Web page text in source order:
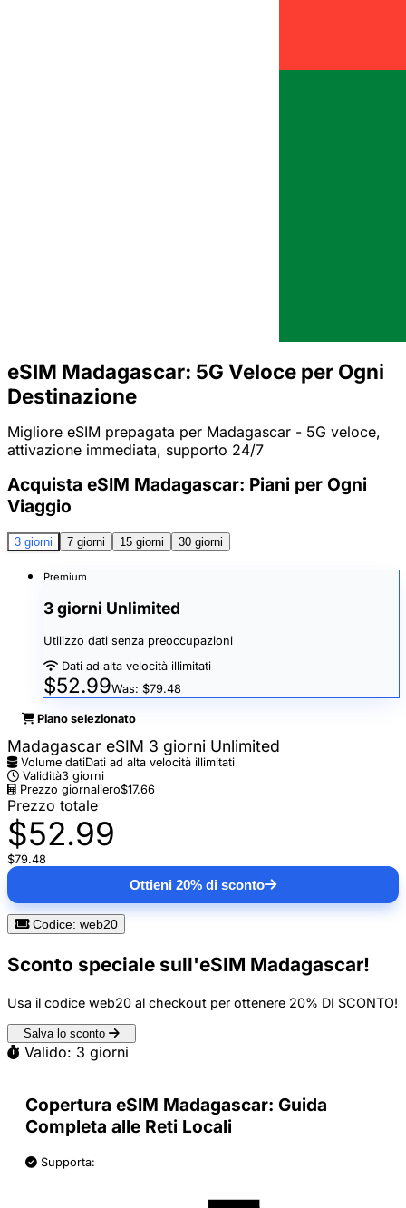
eSIM Madagascar: 5G Veloce per Ogni
Destinazione
Migliore eSIM prepagata per Madagascar - 5G veloce,
attivazione immediata, supporto 24/7
Acquista eSIM Madagascar: Piani per Ogni
Viaggio
3 giorni 7 giorni 15 giorni 30 giorni
Premium
3 giorni Unlimited
Utilizzo dati senza preoccupazioni
Dati ad alta velocità illimitati
$52.99Was: $79.48
Piano selezionato
Madagascar eSIM 3 giorni Unlimited
Volume datiDati ad alta velocità illimitati
Validità3 giorni
Prezzo giornaliero$17.66
Prezzo totale
$52.99
$79.48
Ottieni 20% di sconto
Codice: web20
Sconto speciale sull'eSIM Madagascar!
Usa il codice web20 al checkout per ottenere 20% DI SCONTO!
Salva lo sconto
Valido: 3 giorni
Copertura eSIM Madagascar: Guida
Completa alle Reti Locali
Supporta: